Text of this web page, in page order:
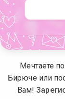
Мечтаете
Бирюче или
Вам!